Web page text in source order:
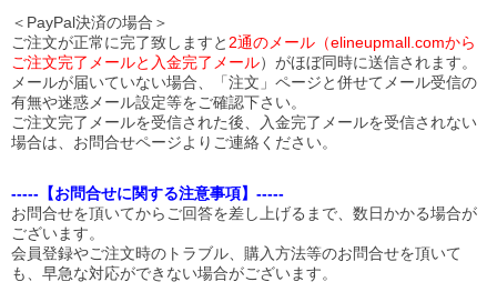
＜PayPal決済の場合＞
ご注文が正常に完了致しますと 2通のメール（elineupmall.comから
ご注文完了メールと入金完了メール）がほぼ同時に送信されます。
メールが届いていない場合、「注文」ページと併せてメール受信の
有無や迷惑メール設定等をご確認下さい。
ご注文完了メールを受信された後、入金完了メールを受信されない
場合は、お問合せページよりご連絡ください。
-----【お問合せに関する注意事項】-----
お問合せを頂いてからご回答を差し上げるまで、数日かかる場合が
ございます。
会員登録やご注文時のトラブル、購入方法等のお問合せを頂いて
も、早急な対応ができない場合がございます。